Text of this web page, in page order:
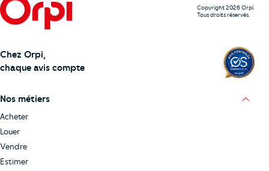
Copyright 2026 Orpi.
Tous droits réservés.
Chez Orpi,
chaque avis compte
Nos métiers
Acheter
Louer
Vendre
Estimer